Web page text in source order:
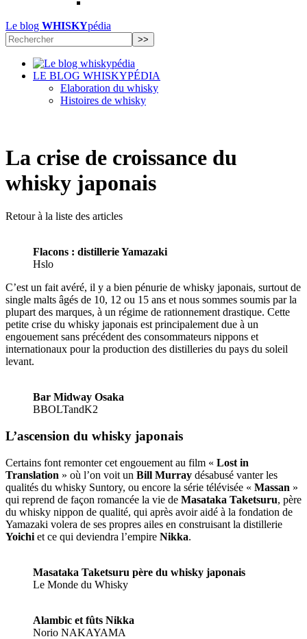
Le blog WHISKYpédia
LE BLOG WHISKYPÉDIA
Elaboration du whisky
Histoires de whisky
La crise de croissance du
whisky japonais
Retour à la liste des articles
Flacons : distillerie Yamazaki
Hslo
C’est un fait avéré, il y a bien pénurie de whisky japonais, surtout de
single malts âgés de 10, 12 ou 15 ans et nous sommes soumis par la
plupart des marques, à un régime de rationnement drastique. Cette
petite crise du whisky japonais est principalement due à un
engouement sans précédent des consommateurs nippons et
internationaux pour la production des distilleries du pays du soleil
levant.
Bar Midway Osaka
BBOLTandK2
L’ascension du whisky japonais
Certains font remonter cet engouement au film « Lost in
Translation » où l’on voit un Bill Murray désabusé vanter les
qualités du whisky Suntory, ou encore la série télévisée « Massan »
qui reprend de façon romancée la vie de Masataka Taketsuru, père
du whisky nippon de qualité, qui après avoir aidé à la fondation de
Yamazaki volera de ses propres ailes en construisant la distillerie
Yoichi et ce qui deviendra l’empire Nikka.
Masataka Taketsuru père du whisky japonais
Le Monde du Whisky
Alambic et fûts Nikka
Norio NAKAYAMA